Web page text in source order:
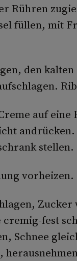
Rühren
füllen, mit
den
auf
stellen.
vorheizen.
cremig-fest
Schnee